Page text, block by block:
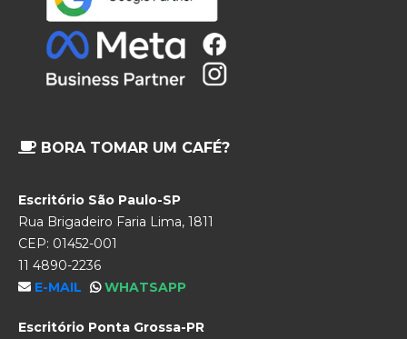
BORA TOMAR UM CAFÉ?
Escritório São Paulo-SP
Rua Brigadeiro Faria Lima, 1811
CEP: 01452-001
11 4890-2236
E-MAIL
WHATSAPP
Escritório Ponta Grossa-PR